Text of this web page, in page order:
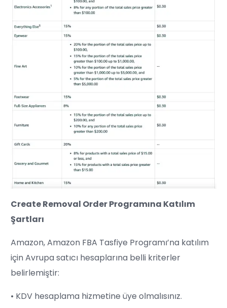
Create Removal Order Programına Katılım
Şartları
Amazon, Amazon FBA Tasfiye Programı’na katılım
için Avrupa satıcı hesaplarına belli kriterler
belirlemiştir:
• KDV hesaplama hizmetine üye olmalısınız.